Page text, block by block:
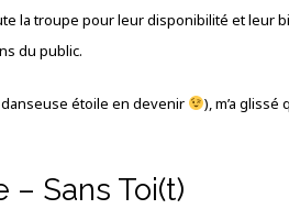
la troupe pour leur disponibilité et leur
du public.
danseuse étoile en devenir ), m’a glissé
Sans Toi(t)